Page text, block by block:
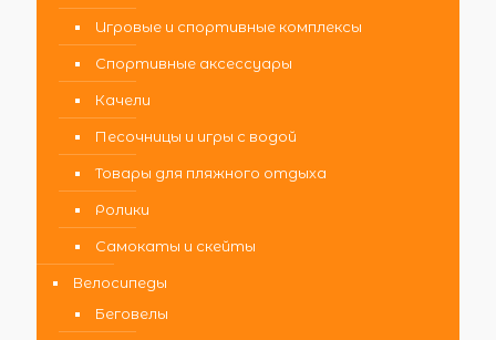
Игровые и спортивные комплексы
Спортивные аксессуары
Качели
Песочницы и игры с водой
Товары для пляжного отдыха
Ролики
Самокаты и скейты
Велосипеды
Беговелы